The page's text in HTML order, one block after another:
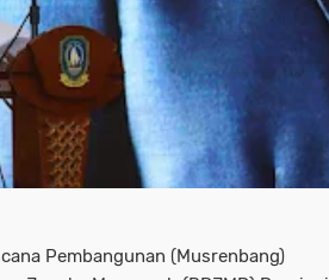
Pembangunan (Musrenbang)